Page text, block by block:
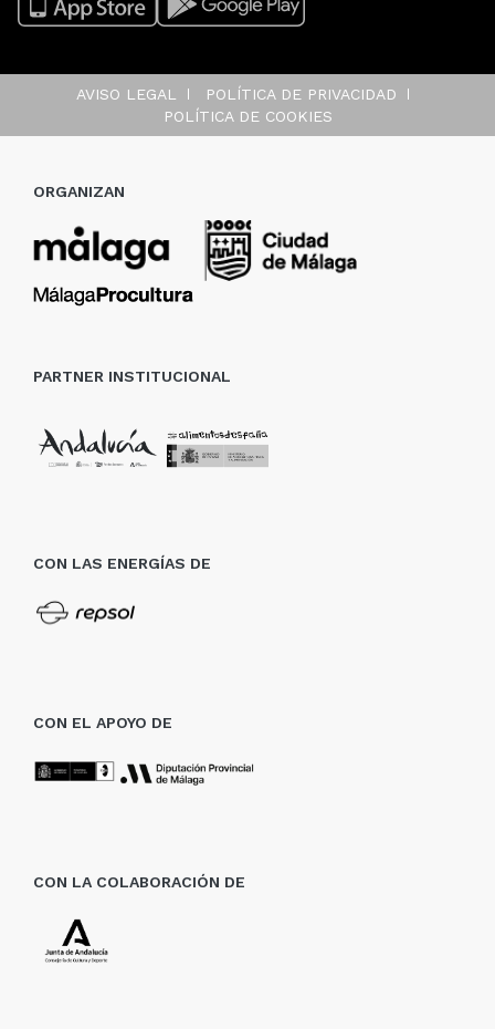
AVISO LEGAL
POLÍTICA DE PRIVACIDAD
POLÍTICA DE COOKIES
ORGANIZAN
PARTNER INSTITUCIONAL
CON LAS ENERGÍAS DE
CON EL APOYO DE
CON LA COLABORACIÓN DE